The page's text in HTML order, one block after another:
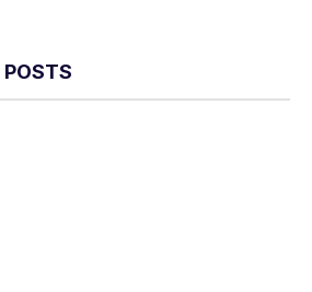
POSTS